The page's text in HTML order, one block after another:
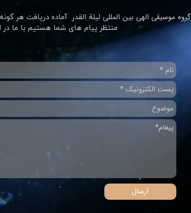
گروه موسیقی الهی بین المللی لیلة القدر ​​​​​​​ آماده دریافت هر
منتظر پیام های شما هستیم با ما در
ارسال